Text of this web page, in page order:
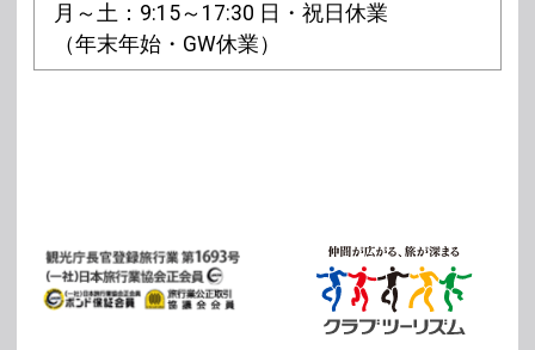
月～土：9:15～17:30 日・祝日休業
（年末年始・GW休業）